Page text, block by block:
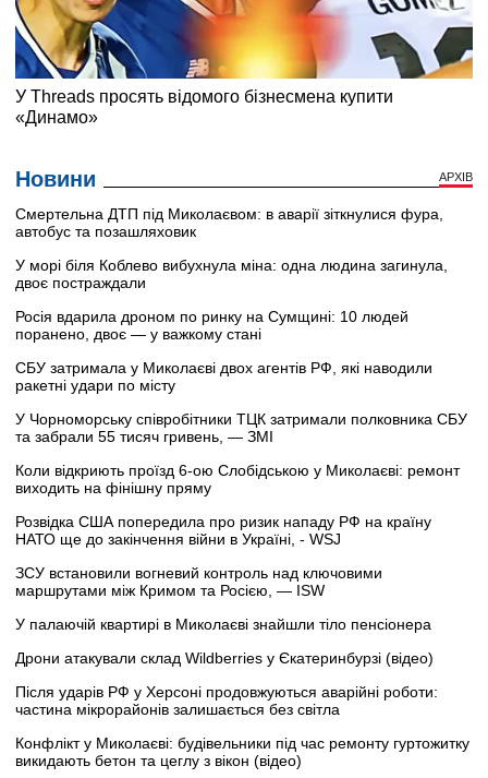
Новини АРХІВ
Смертельна ДТП під Миколаєвом: в аварії зіткнулися фура,
автобус та позашляховик
У морі біля Коблево вибухнула міна: одна людина загинула,
двоє постраждали
Росія вдарила дроном по ринку на Сумщині: 10 людей
поранено, двоє — у важкому стані
СБУ затримала у Миколаєві двох агентів РФ, які наводили
ракетні удари по місту
У Чорноморську співробітники ТЦК затримали полковника СБУ
та забрали 55 тисяч гривень, — ЗМІ
Коли відкриють проїзд 6-ою Слобідською у Миколаєві: ремонт
виходить на фінішну пряму
Розвідка США попередила про ризик нападу РФ на країну
НАТО ще до закінчення війни в Україні, - WSJ
ЗСУ встановили вогневий контроль над ключовими
маршрутами між Кримом та Росією, — ISW
У палаючій квартирі в Миколаєві знайшли тіло пенсіонера
Дрони атакували склад Wildberries у Єкатеринбурзі (відео)
Після ударів РФ у Херсоні продовжуються аварійні роботи:
частина мікрорайонів залишається без світла
Конфлікт у Миколаєві: будівельники під час ремонту гуртожитку
викидають бетон та цеглу з вікон (відео)